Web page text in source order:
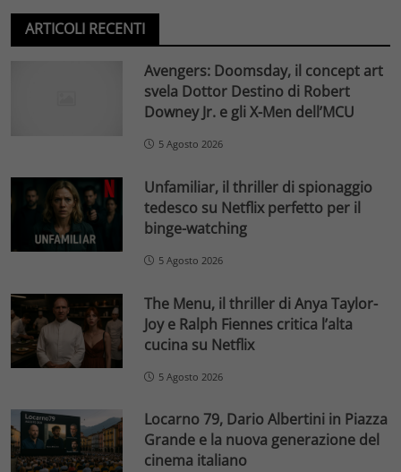
ARTICOLI RECENTI
Avengers: Doomsday, il concept art
svela Dottor Destino di Robert
Downey Jr. e gli X-Men dell’MCU
5 Agosto 2026
Unfamiliar, il thriller di spionaggio
tedesco su Netflix perfetto per il
binge-watching
5 Agosto 2026
The Menu, il thriller di Anya Taylor-
Joy e Ralph Fiennes critica l’alta
cucina su Netflix
5 Agosto 2026
Locarno 79, Dario Albertini in Piazza
Grande e la nuova generazione del
cinema italiano